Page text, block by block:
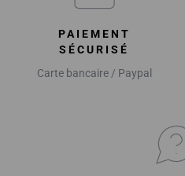
PAIEMENT
SÉCURISÉ
Carte bancaire / Paypal